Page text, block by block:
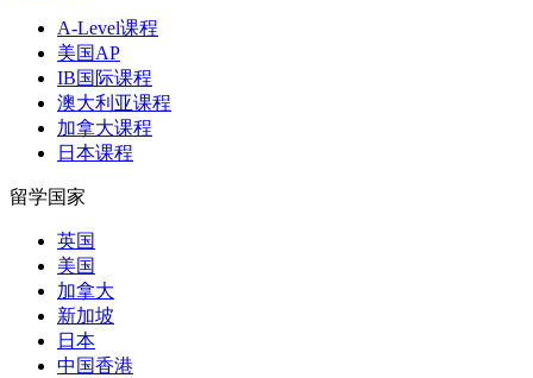
A-Level课程
美国AP
IB国际课程
澳大利亚课程
加拿大课程
日本课程
留学国家
英国
美国
加拿大
新加坡
日本
中国香港